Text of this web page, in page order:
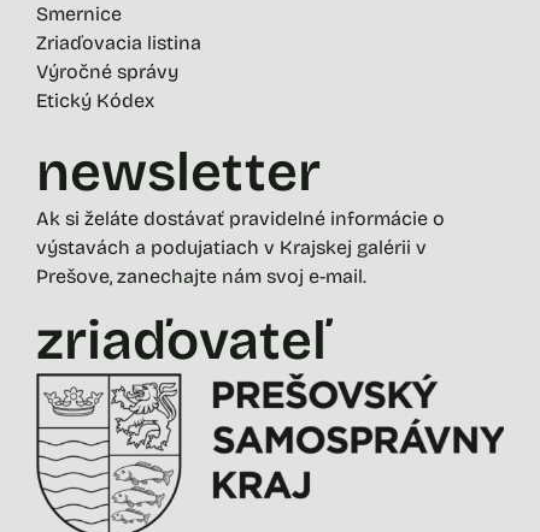
Smernice
Zriaďovacia listina
Výročné správy
Etický Kódex
newsletter
Ak si želáte dostávať pravidelné informácie o
výstavách a podujatiach v Krajskej galérii v
Prešove, zanechajte nám svoj e-mail.
zriaďovateľ